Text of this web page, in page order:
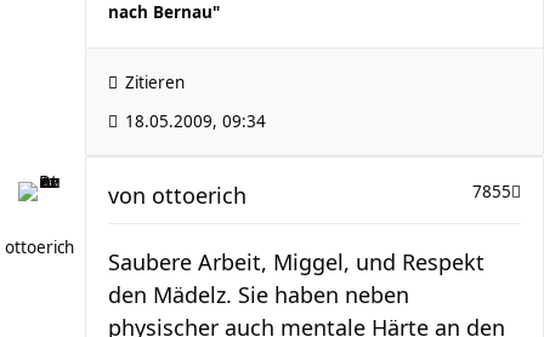
nach Bernau"
Zitieren
18.05.2009, 09:34
ottoerich
7855
von ottoerich
Saubere Arbeit, Miggel, und Respekt
den Mädelz. Sie haben neben
physischer auch mentale Härte an den